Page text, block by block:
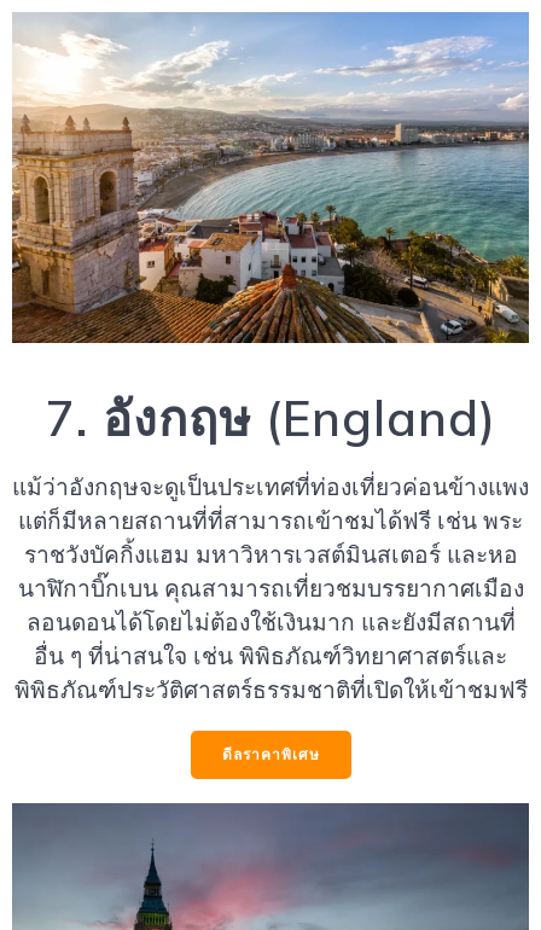
7. อังกฤษ (England)
แม้ว่าอังกฤษจะดูเป็นประเทศที่ท่องเที่ยวค่อนข้างแพง
แต่ก็มีหลายสถานที่ที่สามารถเข้าชมได้ฟรี เช่น พระ
ราชวังบัคกิ้งแฮม มหาวิหารเวสต์มินสเตอร์ และหอ
นาฬิกาบิ๊กเบน คุณสามารถเที่ยวชมบรรยากาศเมือง
ลอนดอนได้โดยไม่ต้องใช้เงินมาก และยังมีสถานที่
อื่น ๆ ที่น่าสนใจ เช่น พิพิธภัณฑ์วิทยาศาสตร์และ
พิพิธภัณฑ์ประวัติศาสตร์ธรรมชาติที่เปิดให้เข้าชมฟรี
ดีลราคาพิเศษ